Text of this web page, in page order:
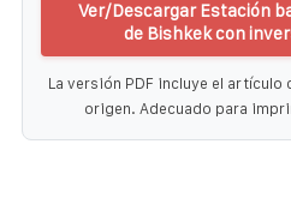
Ver/Descargar Estación
de Bishkek con
La versión PDF incluye el
origen. Adecuado para